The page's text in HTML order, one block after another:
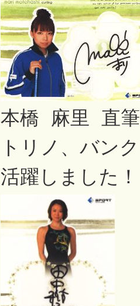
本橋 麻里 直
トリノ、バン
活躍しました！